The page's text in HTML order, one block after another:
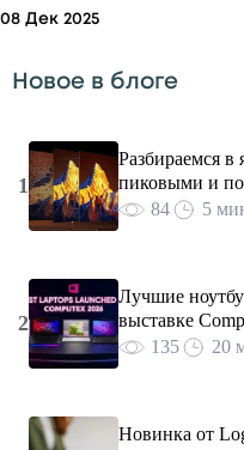
Новое в блоге
1
Разбираемся в
пиковыми и
84
5
2
Лучшие
выставке
135
20
Новинка от
08 Дек 2025